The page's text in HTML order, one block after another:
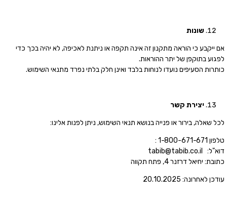
שונות
אם ייקבע כי הוראה מתקנון זה אינה תקפה או ניתנת לאכיפה, לא יהיה בכך כדי
לפגוע בתוקפן של יתר ההוראות.
כותרות הסעיפים נועדו לנוחות בלבד ואינן חלק בלתי נפרד מתנאי השימוש.
יצירת קשר
לכל שאלה, בירור או פנייה בנושא תנאי השימוש, ניתן לפנות אלינו:
טלפון 1-800-671-671 :
דוא"ל:
tabib@tabib.co.il
כתובת: יחיאל דרזנר 4, פתח תקווה
עודכן לאחרונה: 20.10.2025